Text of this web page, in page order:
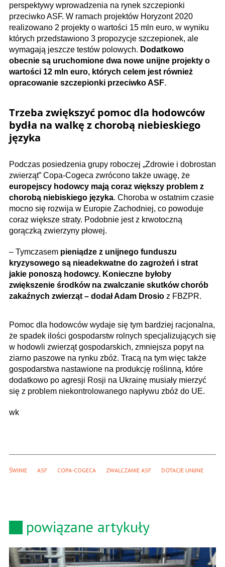
perspektywy wprowadzenia na rynek szczepionki
przeciwko ASF. W ramach projektów Horyzont 2020
realizowano 2 projekty o wartości 15 mln euro, w wyniku
których przedstawiono 3 propozycje szczepionek, ale
wymagają jeszcze testów polowych. Dodatkowo
obecnie są uruchomione dwa nowe unijne projekty o
wartości 12 mln euro, których celem jest również
opracowanie szczepionki przeciwko ASF.
Trzeba zwiększyć pomoc dla hodowców
bydła na walkę z chorobą niebieskiego
języka
Podczas posiedzenia grupy roboczej „Zdrowie i dobrostan
zwierząt” Copa-Cogeca zwrócono także uwagę, że
europejscy hodowcy mają coraz większy problem z
chorobą niebiskiego języka. Choroba w ostatnim czasie
mocno się rozwija w Europie Zachodniej, co powoduje
coraz większe straty. Podobnie jest z krwotoczną
gorączką zwierzyny płowej.
– Tymczasem pieniądze z unijnego funduszu
kryzysowego są nieadekwatne do zagrożeń i strat
jakie ponoszą hodowcy. Konieczne byłoby
zwiększenie środków na zwalczanie skutków chorób
zakaźnych zwierząt – dodał Adam Drosio z FBZPR.
Pomoc dla hodowców wydaje się tym bardziej racjonalna,
że spadek ilości gospodarstw rolnych specjalizujących się
w hodowli zwierząt gospodarskich, zmniejsza popyt na
ziarno paszowe na rynku zbóż. Tracą na tym więc także
gospodarstwa nastawione na produkcję roślinną, które
dodatkowo po agresji Rosji na Ukrainę musiały mierzyć
się z problem niekontrolowanego napływu zbóż do UE.
wk
ŚWINIE ASF COPA-COGECA ZWALCZANIE ASF DOTACJE UNIJNE
powiązane artykuły